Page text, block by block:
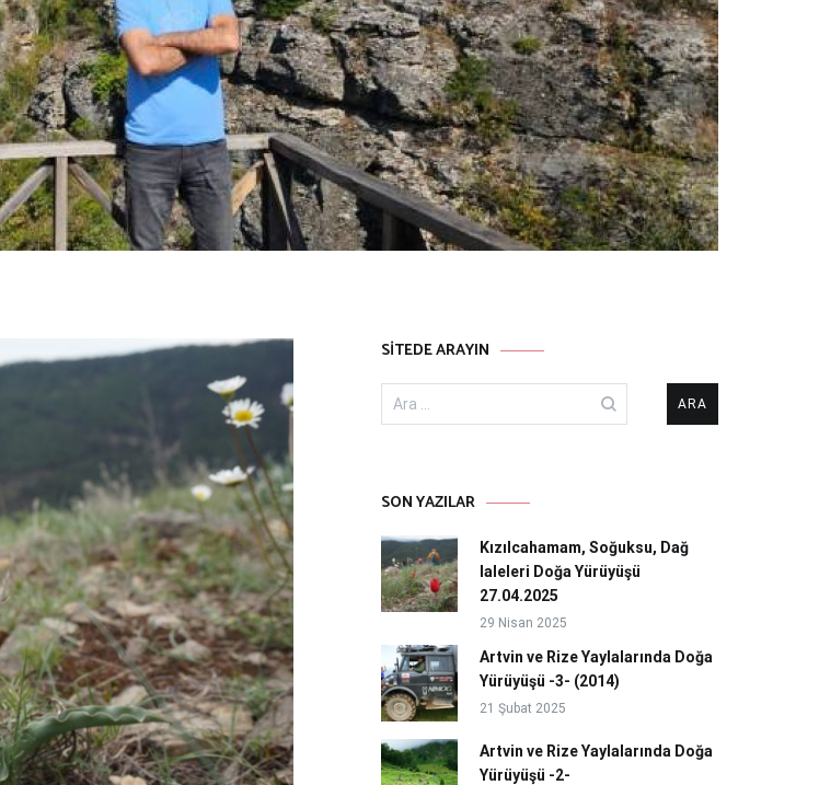
SITEDE ARAYIN
Arama:
SON YAZILAR
Kızılcahamam, Soğuksu, Dağ
laleleri Doğa Yürüyüşü
27.04.2025
29 Nisan 2025
Artvin ve Rize Yaylalarında Doğa
Yürüyüşü -3- (2014)
21 Şubat 2025
Artvin ve Rize Yaylalarında Doğa
Yürüyüşü -2-